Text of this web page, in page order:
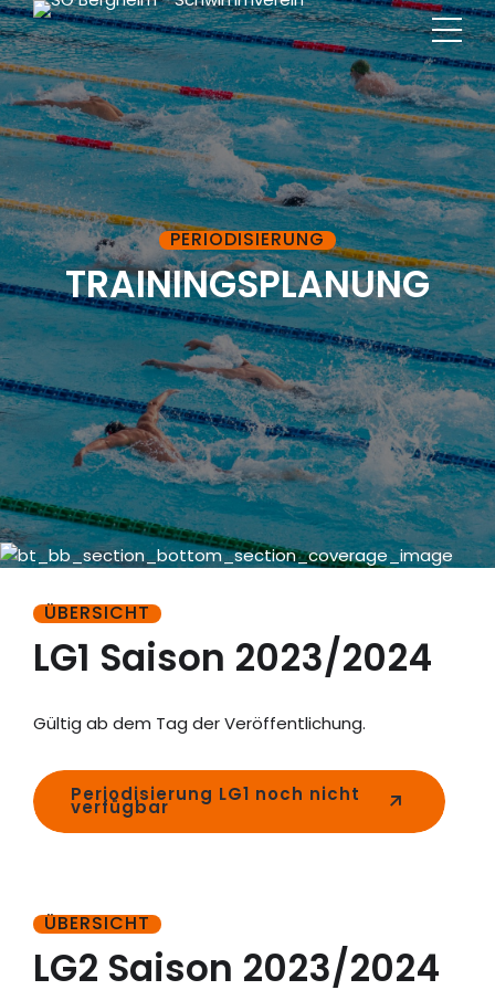
PERIODISIERUNG
TRAININGSPLANUNG
ÜBERSICHT
LG1 Saison 2023/2024
Gültig ab dem Tag der Veröffentlichung.
Periodisierung LG1 noch nicht
verfügbar
ÜBERSICHT
LG2 Saison 2023/2024
0
1
2
3
5
0
1
2
3